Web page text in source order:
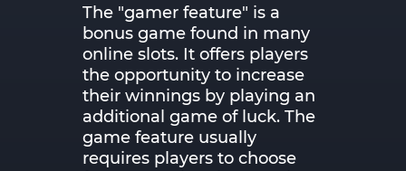
The "gamer feature" is a
bonus game found in many
online slots. It offers players
the opportunity to increase
their winnings by playing an
additional game of luck. The
game feature usually
requires players to choose